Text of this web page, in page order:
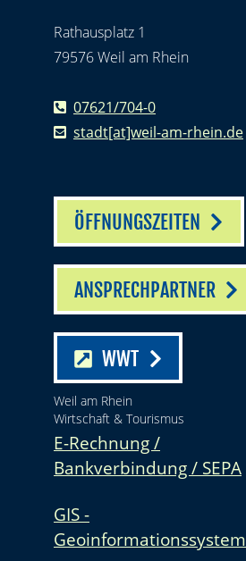
Rathausplatz 1
79576 Weil am Rhein
07621/704-0
stadt[at]weil-am-rhein.de
ÖFFNUNGSZEITEN
ANSPRECHPARTNER
WWT
Weil am Rhein
Wirtschaft & Tourismus
E-Rechnung /
Bankverbindung / SEPA
GIS -
Geoinformationssystem